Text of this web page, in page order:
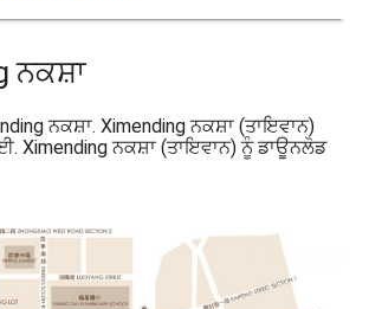
ਨਕਸ਼ਾ
ਨਕਸ਼ਾ. Ximending ਨਕਸ਼ਾ (ਤਾਇਵਾਨ)
Ximending ਨਕਸ਼ਾ (ਤਾਇਵਾਨ) ਨੂੰ ਡਾਊਨਲੋਡ